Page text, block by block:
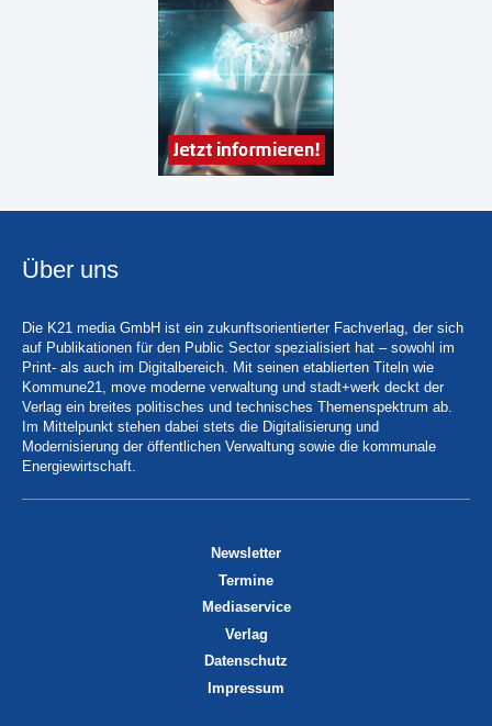
Über uns
Die K21 media GmbH ist ein zukunftsorientierter Fachverlag, der sich
auf Publikationen für den Public Sector spezialisiert hat – sowohl im
Print- als auch im Digitalbereich. Mit seinen etablierten Titeln wie
Kommune21, move moderne verwaltung und stadt+werk deckt der
Verlag ein breites politisches und technisches Themenspektrum ab.
Im Mittelpunkt stehen dabei stets die Digitalisierung und
Modernisierung der öffentlichen Verwaltung sowie die kommunale
Energiewirtschaft.
Newsletter
Termine
Mediaservice
Verlag
Datenschutz
Impressum